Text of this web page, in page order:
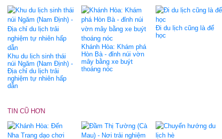
Khu du lịch sinh thái
núi Ngăm (Nam Định) -
Địa chỉ du lịch trải
nghiệm tự nhiên hấp
dẫn
Khánh Hòa: Khám phá
Hòn Bà - đỉnh núi vờn
mây bằng xe buýt
thoáng nóc
Đi du lịch cũng là để
học
TIN CŨ HƠN